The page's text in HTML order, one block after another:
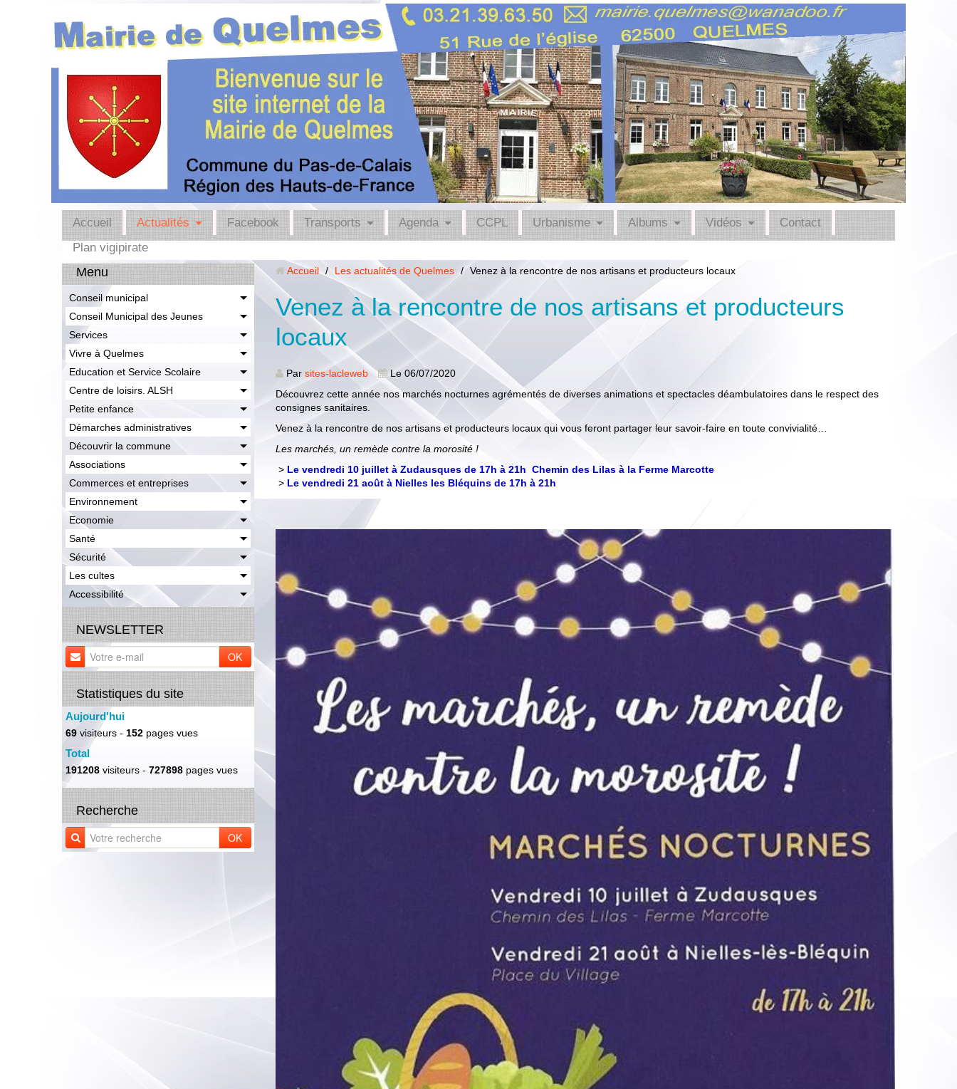
Accueil Actualités Facebook Transports Agenda CCPL Urbanisme Albums Vidéos
Contact
Plan vigipirate
Menu
Conseil municipal
Conseil Municipal des Jeunes
Services
Vivre à Quelmes
Education et Service Scolaire
Centre de loisirs. ALSH
Petite enfance
Démarches administratives
Découvrir la commune
Associations
Commerces et entreprises
Environnement
Economie
Santé
Sécurité
Les cultes
Accessibilité
NEWSLETTER
OK
Statistiques du site
Aujourd'hui
69 visiteurs - 152 pages vues
Total
191208 visiteurs - 727898 pages vues
Recherche
OK
Accueil / Les actualités de Quelmes / Venez à la rencontre de nos artisans et producteurs locaux
Venez à la rencontre de nos artisans et producteurs
locaux
Par sites-lacleweb
Le 06/07/2020
Découvrez cette année nos marchés nocturnes agrémentés de diverses animations et spectacles déambulatoires dans le respect des
consignes sanitaires.
Venez à la rencontre de nos artisans et producteurs locaux qui vous feront partager leur savoir-faire en toute convivialité…
Les marchés, un remède contre la morosité !
> Le vendredi 10 juillet à Zudausques de 17h à 21h Chemin des Lilas à la Ferme Marcotte
> Le vendredi 21 août à Nielles les Bléquins de 17h à 21h